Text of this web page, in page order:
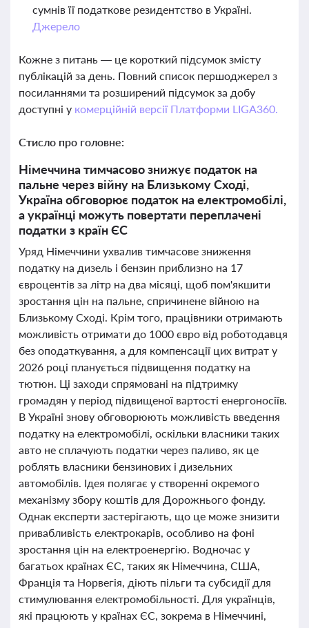
сумнів її податкове резидентство в Україні.
Джерело
Кожне з питань — це короткий підсумок змісту
публікацій за день. Повний список першоджерел з
посиланнями та розширений підсумок за добу
доступні у комерційній версії Платформи LIGA360.
Стисло про головне:
Німеччина тимчасово знижує податок на
пальне через війну на Близькому Сході,
Україна обговорює податок на електромобілі,
а українці можуть повертати переплачені
податки з країн ЄС
Уряд Німеччини ухвалив тимчасове зниження
податку на дизель і бензин приблизно на 17
євроцентів за літр на два місяці, щоб пом'якшити
зростання цін на пальне, спричинене війною на
Близькому Сході. Крім того, працівники отримають
можливість отримати до 1000 євро від роботодавця
без оподаткування, а для компенсації цих витрат у
2026 році планується підвищення податку на
тютюн. Ці заходи спрямовані на підтримку
громадян у період підвищеної вартості енергоносіїв.
В Україні знову обговорюють можливість введення
податку на електромобілі, оскільки власники таких
авто не сплачують податки через паливо, як це
роблять власники бензинових і дизельних
автомобілів. Ідея полягає у створенні окремого
механізму збору коштів для Дорожнього фонду.
Однак експерти застерігають, що це може знизити
привабливість електрокарів, особливо на фоні
зростання цін на електроенергію. Водночас у
багатьох країнах ЄС, таких як Німеччина, США,
Франція та Норвегія, діють пільги та субсидії для
стимулювання електромобільності. Для українців,
які працюють у країнах ЄС, зокрема в Німеччині,